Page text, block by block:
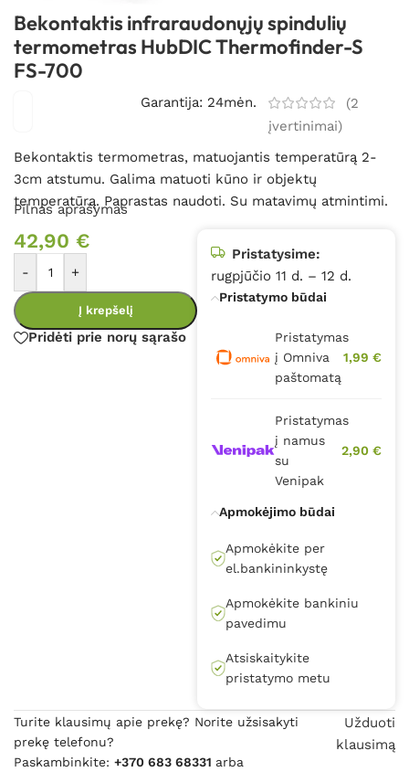
Bekontaktis infraraudonųjų spindulių
termometras HubDIC Thermofinder-S
FS-700
Garantija: 24mėn. (2
įvertinimai)
Bekontaktis termometras, matuojantis temperatūrą 2-
3cm atstumu. Galima matuoti kūno ir objektų
temperatūrą. Paprastas naudoti. Su matavimų atmintimi.
Pilnas aprašymas
42,90 €
- +
Į krepšelį
Pridėti prie norų sąrašo
Pristatysime:
rugpjūčio 11 d. – 12 d.
Pristatymo būdai
Pristatymas
į Omniva
paštomatą
1,99 €
Pristatymas
į namus
su
Venipak
2,90 €
Apmokėjimo būdai
Apmokėkite per
el.bankininkystę
Apmokėkite bankiniu
pavedimu
Atsiskaitykite
pristatymo metu
Turite klausimų apie prekę? Norite užsisakyti
prekę telefonu?
Paskambinkite: +370 683 68331 arba
Užduoti
klausimą